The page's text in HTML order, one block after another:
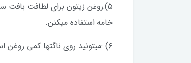
۵):روغن زيتون برای لطافت
خامه استفاده ميكنن.
۶) :ميتونيد روی ناگتها كمی روغن اسپری كنيد و در فر صدو هشتاد درجه حدود بيست دقيقه بپزيد.